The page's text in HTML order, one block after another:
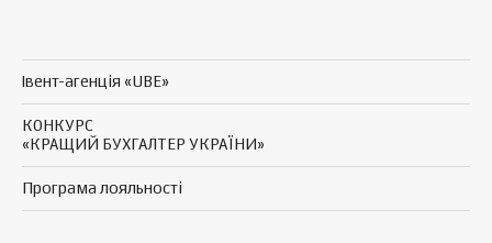
Івент-агенція «UBE»
КОНКУРС
«КРАЩИЙ БУХГАЛТЕР УКРАЇНИ»
Програма лояльності